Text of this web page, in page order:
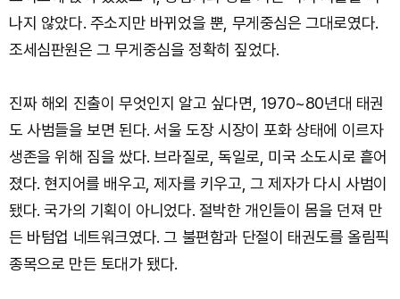
나지 않았다. 주소지만 바뀌었을 뿐, 무게중심은 그대로였다.
조세심판원은 그 무게중심을 정확히 짚었다.
진짜 해외 진출이 무엇인지 알고 싶다면, 1970~80년대 태권
도 사범들을 보면 된다. 서울 도장 시장이 포화 상태에 이르자
생존을 위해 짐을 쌌다. 브라질로, 독일로, 미국 소도시로 흩어
졌다. 현지어를 배우고, 제자를 키우고, 그 제자가 다시 사범이
됐다. 국가의 기획이 아니었다. 절박한 개인들이 몸을 던져 만
든 바텀업 네트워크였다. 그 불편함과 단절이 태권도를 올림픽
종목으로 만든 토대가 됐다.